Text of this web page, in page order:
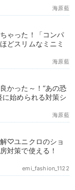
海原藍
ゃった！「コンパ
どスリムなミニミ
海原藍
かった～！“あの恐
始められる対策シ
海原藍
♡ユニクロのショ
対策で使える！
emi_fashion_1122